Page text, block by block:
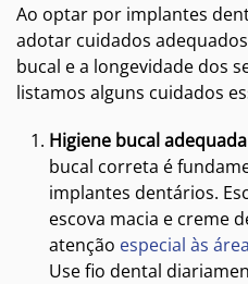
Ao optar por implantes
adotar cuidados
bucal e a longevidade dos
listamos alguns cuidados
Higiene bucal
bucal correta é
implantes dentários.
escova macia e creme
atenção especial às
Use fio dental